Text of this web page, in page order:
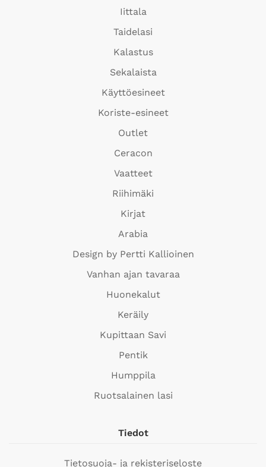
Iittala
Taidelasi
Kalastus
Sekalaista
Käyttöesineet
Koriste-esineet
Outlet
Ceracon
Vaatteet
Riihimäki
Kirjat
Arabia
Design by Pertti Kallioinen
Vanhan ajan tavaraa
Huonekalut
Keräily
Kupittaan Savi
Pentik
Humppila
Ruotsalainen lasi
Tiedot
Tietosuoja- ja rekisteriseloste